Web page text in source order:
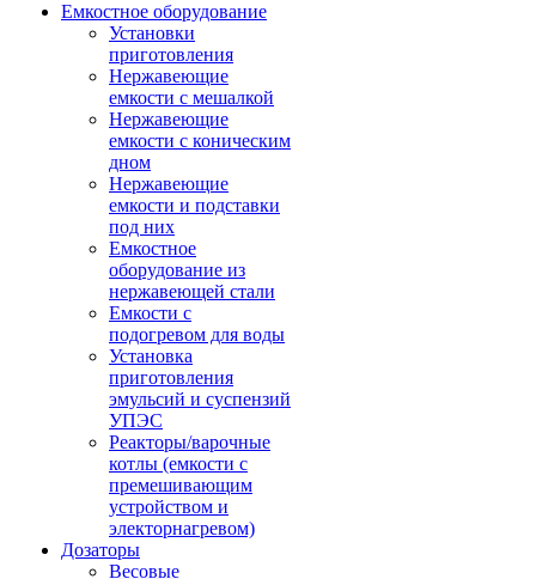
Емкостное оборудование
Установки
приготовления
Нержавеющие
емкости с мешалкой
Нержавеющие
емкости с коническим
дном
Нержавеющие
емкости и подставки
под них
Емкостное
оборудование из
нержавеющей стали
Емкости с
подогревом для воды
Установка
приготовления
эмульсий и суспензий
УПЭС
Реакторы/варочные
котлы (емкости с
премешивающим
устройством и
электорнагревом)
Дозаторы
Весовые